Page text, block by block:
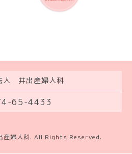
人 井出産婦人科
65-4433
婦人科. All Rights Reserved.